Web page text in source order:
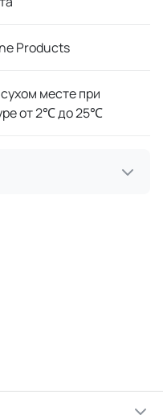
Products
месте при
от 2℃ до 25℃